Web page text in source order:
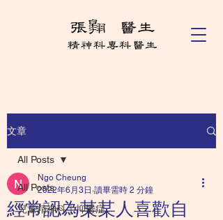
文章
All Posts
兒童精神科｜抑鬱症
All Posts
經常認為某某人喜歡自
Ngo Cheung
2022年6月3日 讀畢需時 2 分鐘